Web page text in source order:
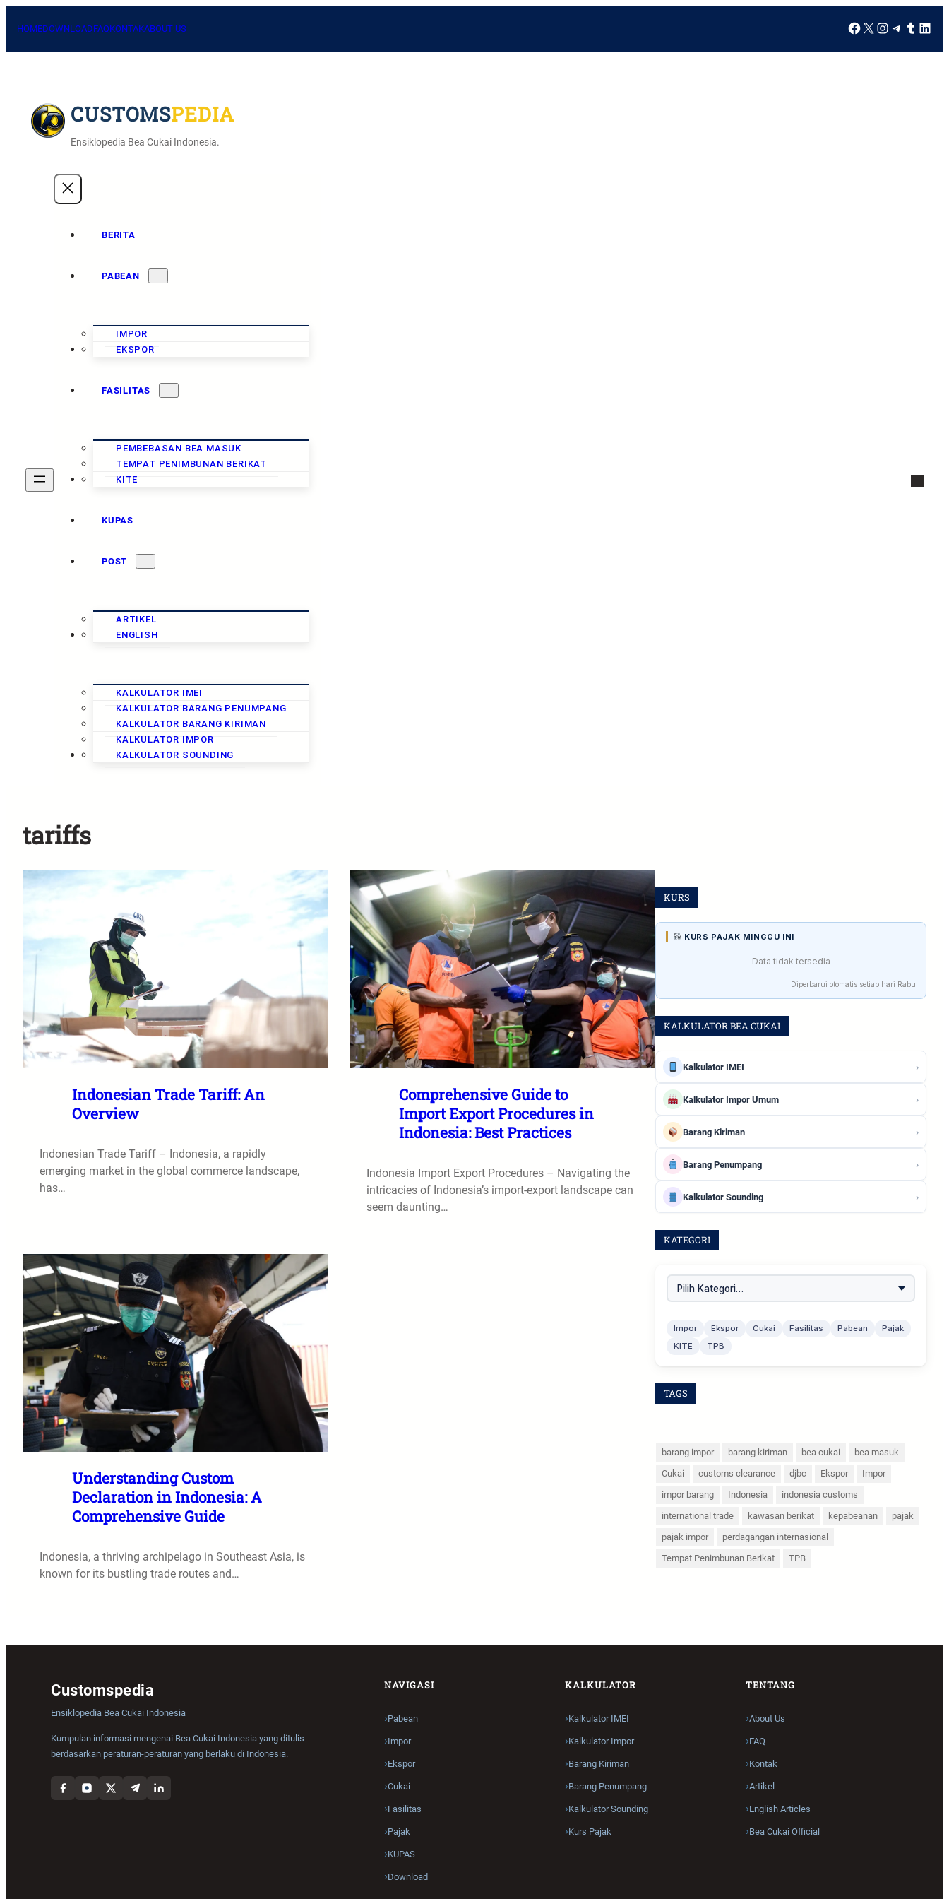
HOMEDOWNLOADFAQKONTAKABOUT US
CUSTOMSPEDIA
Ensiklopedia Bea Cukai Indonesia.
BERITA
PABEAN
IMPOR
EKSPOR
CUKAI
FASILITAS
PEMBEBASAN BEA MASUK
TEMPAT PENIMBUNAN BERIKAT
KITE
PAJAK
KUPAS
POST
ARTIKEL
ENGLISH
KALKULATOR
KALKULATOR IMEI
KALKULATOR BARANG PENUMPANG
KALKULATOR BARANG KIRIMAN
KALKULATOR IMPOR
KALKULATOR SOUNDING
KURS
tariffs
Indonesian Trade Tariff: An
Overview
Indonesian Trade Tariff – Indonesia, a rapidly
emerging market in the global commerce landscape,
has…
Comprehensive Guide to
Import Export Procedures in
Indonesia: Best Practices
Indonesia Import Export Procedures – Navigating the
intricacies of Indonesia’s import-export landscape can
seem daunting…
Understanding Custom
Declaration in Indonesia: A
Comprehensive Guide
Indonesia, a thriving archipelago in Southeast Asia, is
known for its bustling trade routes and…
KURS
KURS PAJAK MINGGU INI
Data tidak tersedia
Diperbarui otomatis setiap hari Rabu
KALKULATOR BEA CUKAI
Kalkulator IMEI ›
Kalkulator Impor Umum ›
Barang Kiriman ›
Barang Penumpang ›
Kalkulator Sounding ›
KATEGORI
Impor Ekspor Cukai Fasilitas Pabean
Pajak
KITE
TPB
TAGS
barang impor barang kiriman bea cukai
bea masuk
Cukai
customs clearance djbc Ekspor
Impor
impor barang
Indonesia
indonesia customs
international trade
kawasan berikat kepabeanan
pajak
pajak impor
perdagangan internasional
Tempat Penimbunan Berikat
TPB
Customspedia
Ensiklopedia Bea Cukai Indonesia
Kumpulan informasi mengenai Bea Cukai Indonesia yang ditulis
berdasarkan peraturan-peraturan yang berlaku di Indonesia.
NAVIGASI
Pabean
Impor
Ekspor
Cukai
Fasilitas
Pajak
KUPAS
Download
KALKULATOR
Kalkulator IMEI
Kalkulator Impor
Barang Kiriman
Barang Penumpang
Kalkulator Sounding
Kurs Pajak
TENTANG
About Us
FAQ
Kontak
Artikel
English Articles
Bea Cukai Official